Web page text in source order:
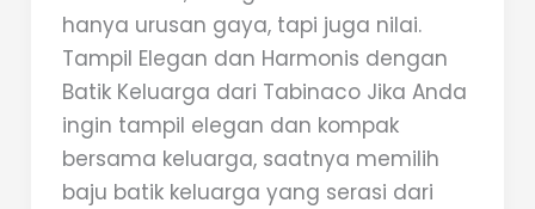
hanya urusan gaya, tapi juga nilai.
Tampil Elegan dan Harmonis dengan
Batik Keluarga dari Tabinaco Jika Anda
ingin tampil elegan dan kompak
bersama keluarga, saatnya memilih
baju batik keluarga yang serasi dari